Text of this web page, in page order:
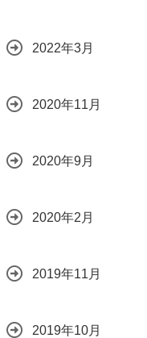
2022年3月
2020年11月
2020年9月
2020年2月
2019年11月
2019年10月